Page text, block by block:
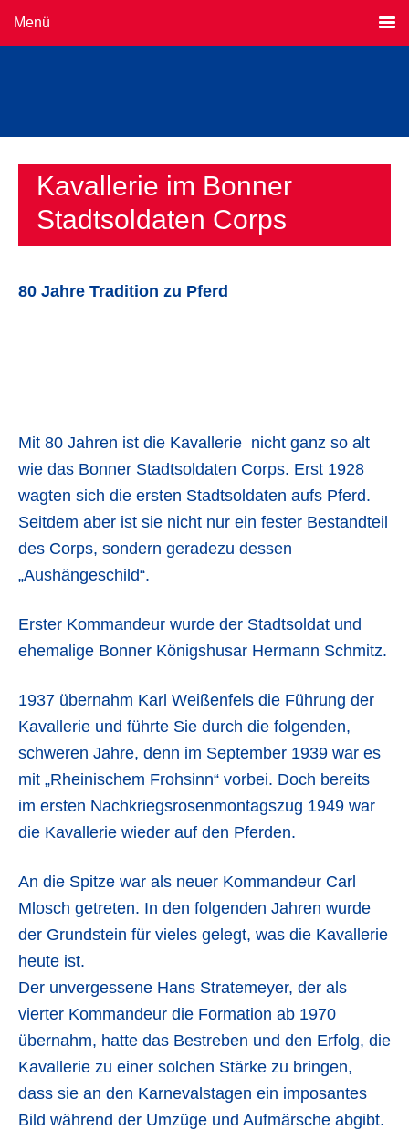
Menü
Kavallerie im Bonner
Stadtsoldaten Corps
80 Jahre Tradition zu Pferd
Mit 80 Jahren ist die Kavallerie nicht ganz so alt
wie das Bonner Stadtsoldaten Corps. Erst 1928
wagten sich die ersten Stadtsoldaten aufs Pferd.
Seitdem aber ist sie nicht nur ein fester Bestandteil
des Corps, sondern geradezu dessen
„Aushängeschild“.
Erster Kommandeur wurde der Stadtsoldat und
ehemalige Bonner Königshusar Hermann Schmitz.
1937 übernahm Karl Weißenfels die Führung der
Kavallerie und führte Sie durch die folgenden,
schweren Jahre, denn im September 1939 war es
mit „Rheinischem Frohsinn“ vorbei. Doch bereits
im ersten Nachkriegsrosenmontagszug 1949 war
die Kavallerie wieder auf den Pferden.
An die Spitze war als neuer Kommandeur Carl
Mlosch getreten. In den folgenden Jahren wurde
der Grundstein für vieles gelegt, was die Kavallerie
heute ist.
Der unvergessene Hans Stratemeyer, der als
vierter Kommandeur die Formation ab 1970
übernahm, hatte das Bestreben und den Erfolg, die
Kavallerie zu einer solchen Stärke zu bringen,
dass sie an den Karnevalstagen ein imposantes
Bild während der Umzüge und Aufmärsche abgibt.